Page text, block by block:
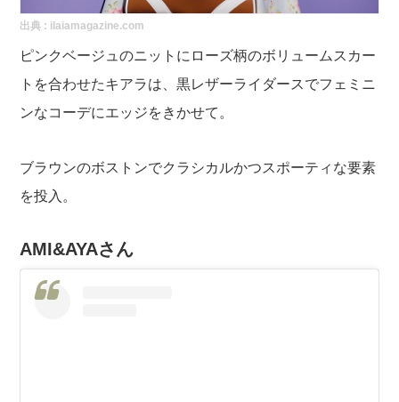
出典 : ilaiamagazine.com
ピンクベージュのニットにローズ柄のボリュームスカー
トを合わせたキアラは、黒レザーライダースでフェミニ
ンなコーデにエッジをきかせて。
ブラウンのボストンでクラシカルかつスポーティな要素
を投入。
AMI&AYAさん